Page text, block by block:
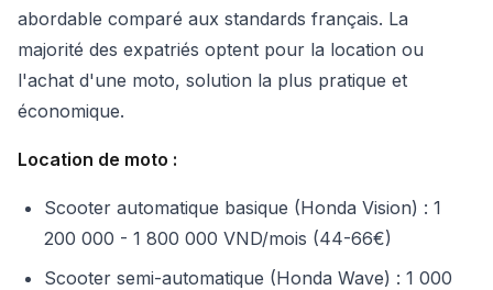
abordable comparé aux standards français. La
majorité des expatriés optent pour la location ou
l'achat d'une moto, solution la plus pratique et
économique.
Location de moto :
Scooter automatique basique (Honda Vision) : 1
200 000 - 1 800 000 VND/mois (44-66€)
Scooter semi-automatique (Honda Wave) : 1 000